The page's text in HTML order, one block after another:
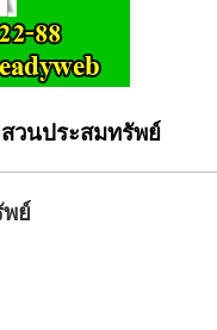
วนประสมทรัพย์
ย์